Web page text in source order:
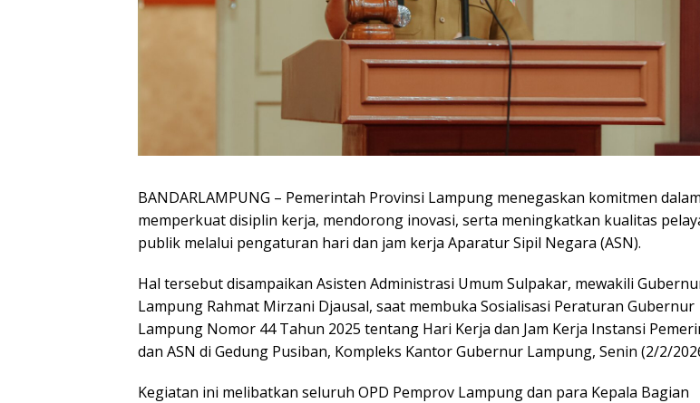
BANDARLAMPUNG – Pemerintah Provinsi Lampung menegaskan komitmen dalam
memperkuat disiplin kerja, mendorong inovasi, serta meningkatkan kualitas
publik melalui pengaturan hari dan jam kerja Aparatur Sipil Negara (ASN).
Hal tersebut disampaikan Asisten Administrasi Umum Sulpakar, mewakili
Lampung Rahmat Mirzani Djausal, saat membuka Sosialisasi Peraturan Gubernur
Lampung Nomor 44 Tahun 2025 tentang Hari Kerja dan Jam Kerja Instansi
dan ASN di Gedung Pusiban, Kompleks Kantor Gubernur Lampung, Senin (2/2/
Kegiatan ini melibatkan seluruh OPD Pemprov Lampung dan para Kepala Bagian